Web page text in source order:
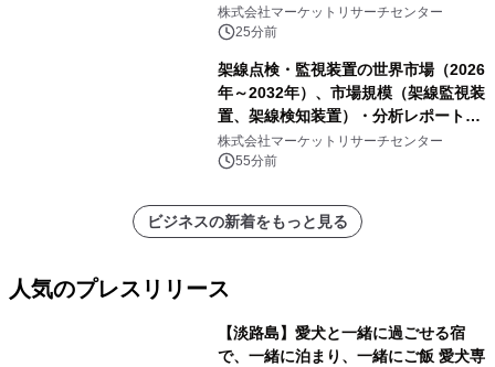
析レポートを発表
株式会社マーケットリサーチセンター
25分前
架線点検・監視装置の世界市場（2026
年～2032年）、市場規模（架線監視装
置、架線検知装置）・分析レポートを
発表
株式会社マーケットリサーチセンター
55分前
ビジネスの新着をもっと見る
人気のプレスリリース
【淡路島】愛犬と一緒に過ごせる宿
で、一緒に泊まり、一緒にご飯 愛犬専